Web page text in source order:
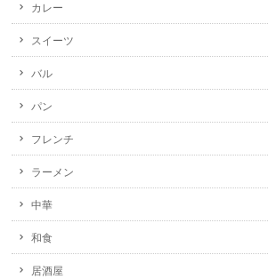
カレー
スイーツ
バル
パン
フレンチ
ラーメン
中華
和食
居酒屋